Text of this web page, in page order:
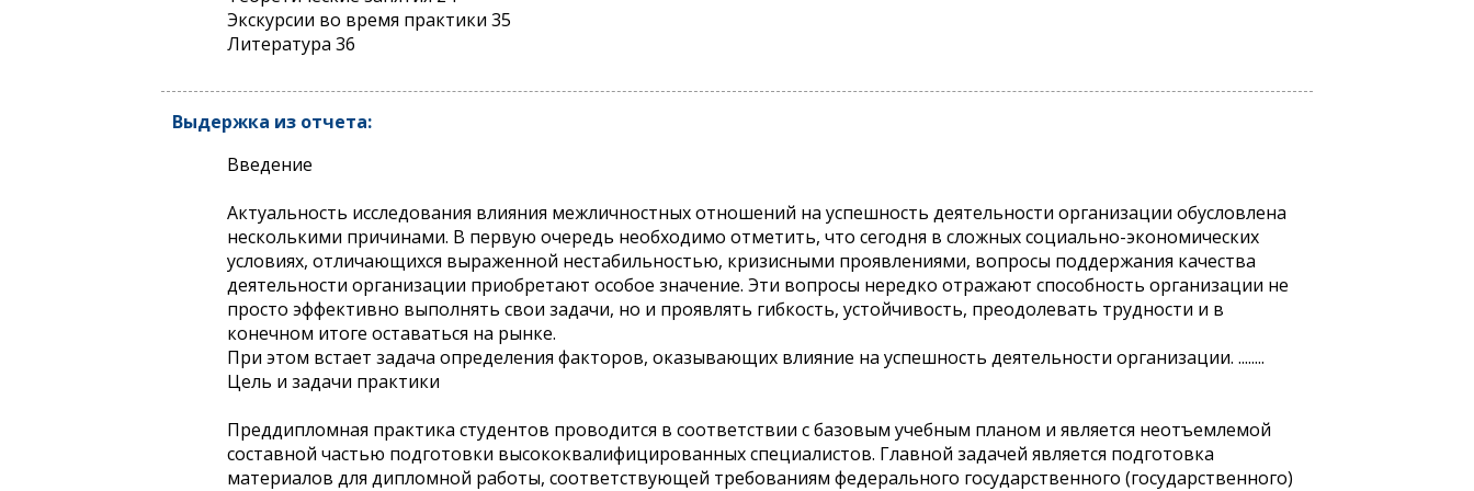
Экскурсии во время практики 35
Литература 36
Выдержка из отчета:
Введение
Актуальность исследования влияния межличностных отношений на успешность деятельности организации обусловлена
несколькими причинами. В первую очередь необходимо отметить, что сегодня в сложных социально-экономических
условиях, отличающихся выраженной нестабильностью, кризисными проявлениями, вопросы поддержания качества
деятельности организации приобретают особое значение. Эти вопросы нередко отражают способность организации не
просто эффективно выполнять свои задачи, но и проявлять гибкость, устойчивость, преодолевать трудности и в
конечном итоге оставаться на рынке.
При этом встает задача определения факторов, оказывающих влияние на успешность деятельности организации. ........
Цель и задачи практики
Преддипломная практика студентов проводится в соответствии с базовым учебным планом и является неотъемлемой
составной частью подготовки высококвалифицированных специалистов. Главной задачей является подготовка
материалов для дипломной работы, соответствующей требованиям федерального государственного (государственного)